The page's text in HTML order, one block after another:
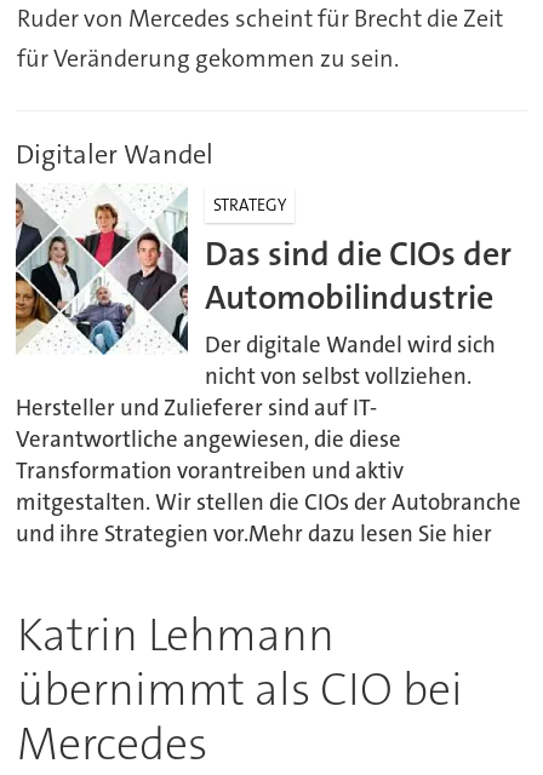
Ruder von Mercedes scheint für Brecht die Zeit
für Veränderung gekommen zu sein.
Digitaler Wandel
STRATEGY
Das sind die CIOs der
Automobilindustrie
Der digitale Wandel wird sich
nicht von selbst vollziehen.
Hersteller und Zulieferer sind auf IT-
Verantwortliche angewiesen, die diese
Transformation vorantreiben und aktiv
mitgestalten. Wir stellen die CIOs der Autobranche
und ihre Strategien vor.Mehr dazu lesen Sie hier
Katrin Lehmann
übernimmt als CIO bei
Mercedes